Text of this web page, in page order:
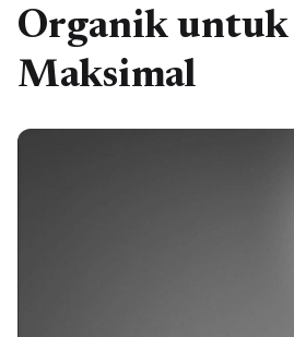
Organik untuk
Maksimal